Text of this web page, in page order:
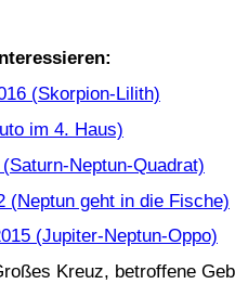
(Skorpion-Lilith)
im 4. Haus)
Neptun-Quadrat)
(Neptun geht in die Fische)
(Jupiter-Neptun-Oppo)
Kreuz, betroffene